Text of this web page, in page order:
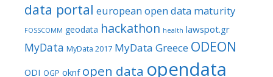
data portal european open data maturity
FOSSCOMM geodata hackathon health lawspot.gr
MyData MyData 2017 MyData Greece ODEON
ODI OGP oknf open data opendata